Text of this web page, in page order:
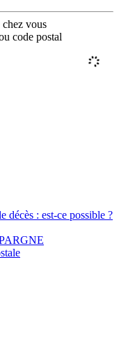
vous
code postal
décès : est-ce possible ?